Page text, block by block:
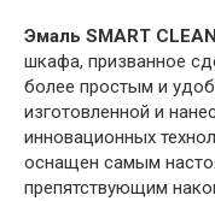
Эмаль SMART CLEAN
шкафа, призванное
более простым и
изготовленной и
инновационных
оснащен самым
препятствующим